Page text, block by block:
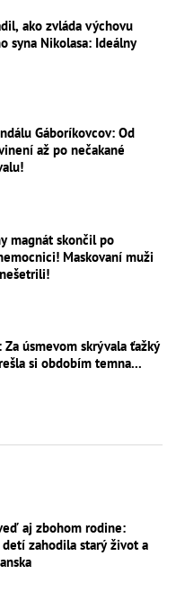
ako zvláda výchovu
syna Nikolasa: Ideálny
Gáboríkovcov: Od
až po nečakané
magnát skončil po
Maskovaní muži
Za úsmevom skrývala ťažký
si obdobím temna...
aj zbohom rodine:
zahodila starý život a